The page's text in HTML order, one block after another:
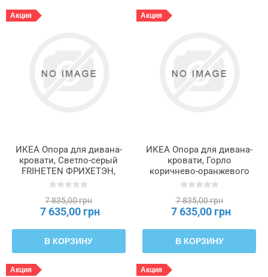
Акция
ИКЕА Опора для дивана-
кровати, Светло-серый
FRIHETEN ФРИХЕТЭН,
803.110.60
7 835,00 грн
7 635,00 грн
В КОРЗИНУ
Акция
ИКЕА Опора для дивана-
кровати, Горло
коричнево-оранжевого
цвета FRIHETEN
7 835,00 грн
7 635,00 грн
В КОРЗИНУ
Акция Акция